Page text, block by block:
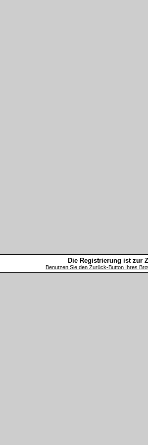
Die Registrierung ist zur
Benutzen Sie den Zurück-Button Ihres